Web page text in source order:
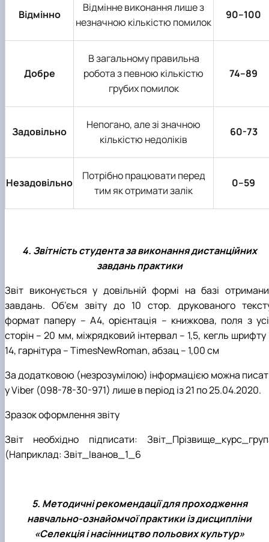
Відмінно
Відмінне виконання лише з
незначною кількістю помилок
90–100
Добре
В загальному правильна
робота з певною кількістю
грубих помилок
74–89
Задовільно
Непогано, але зі значною
кількістю недоліків
60-73
Незадовільно
Потрібно працювати перед
тим як отримати залік
0–59
4. Звітність студента за виконання дистанційних
завдань практики
Звіт виконується у довільній формі на базі
завдань. Об’єм звіту до 10 стор. друкованого
формат паперу – А4, орієнтація – книжкова, поля з
сторін – 20 мм, міжрядковий інтервал – 1,5, кегль шрифту
14, гарнітура – TimesNewRoman, абзац – 1,00 см
За додатковою (незрозумілою) інформацією можна
уViber (098-78-30-971) лише в період із 21 по 25.04.2020.
Зразок оформлення звіту
Звіт необхідно підписати:
(Наприклад: Звіт_Іванов_1_6
5. Методичні рекомендації для проходження
навчально-ознайомчої практики із дисципліни
«Селекція і насінництво польових культур»